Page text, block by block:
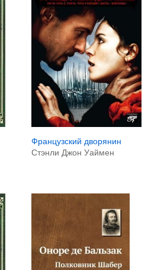
Французский дворянин
Стэнли Джон Уаймен